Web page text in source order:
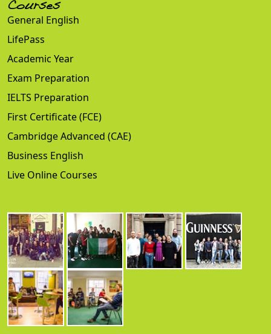
Courses
General English
LifePass
Academic Year
Exam Preparation
IELTS Preparation
First Certificate (FCE)
Cambridge Advanced (CAE)
Business English
Live Online Courses